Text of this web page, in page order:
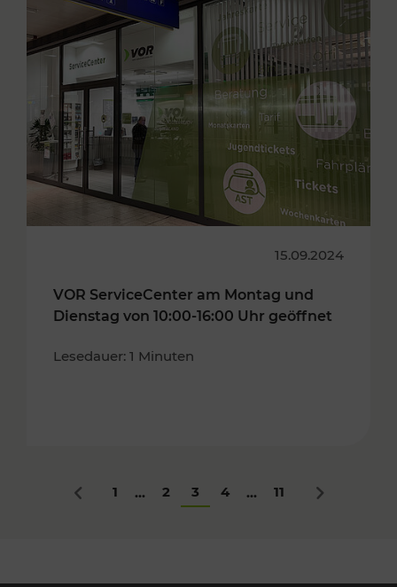
15.09.2024
VOR ServiceCenter am Montag und
Dienstag von 10:00-16:00 Uhr geöffnet
Lesedauer: 1 Minuten
Zurück
1 ... 2 3 4 ... 11 Nächstes